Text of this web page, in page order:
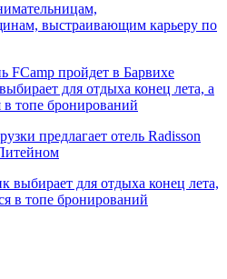
выстраивающим карьеру по
для отдыха конец лета, а
в топе бронирований
предлагает отель Radisson